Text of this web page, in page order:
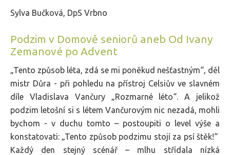
Sylva Bučková, DpS Vrbno
Podzim v Domově seniorů aneb Od Ivany
Zemanové po Advent
„Tento způsob léta, zdá se mi poněkud nešťastným“, děl
mistr Důra - při pohledu na přístroj Celsiův ve slavném
díle Vladislava Vančury „Rozmarné léto“. A jelikož
podzim letošní si s létem Vančurovým nic nezadá, mohli
bychom - v duchu tomto – postoupiti o level výše a
konstatovati: „Tento způsob podzimu stojí za psí štěk!“
Každý den stejný scénář – mlhu střídala nízká